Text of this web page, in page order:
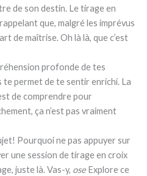
de son destin. Le tirage en
que, malgré les imprévus
de maîtrise. Oh là là, que c’est
profonde de tes
permet de te sentir enrichi. La
de comprendre pour
ça n’est pas vraiment
Pourquoi ne pas appuyer sur
une session de tirage en croix
juste là. Vas-y, oseExplore ce